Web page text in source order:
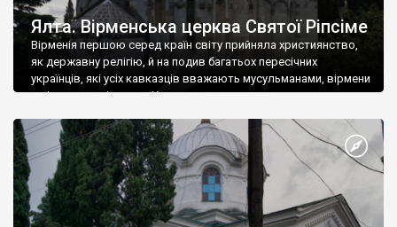
Ялта. Вірменська церква Святої Ріпсіме
Вірменія першою серед країн світу прийняла християнство,
як державну релігію, й на подив багатьох пересічних
українців, які усіх кавказців вважають мусульманами, вірмени
є відданими вірянами Христа